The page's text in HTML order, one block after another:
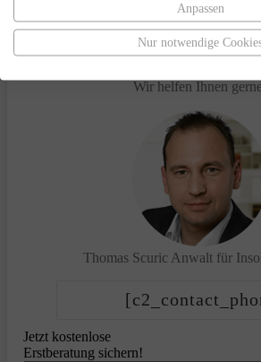
Haben Sie
Wir helfen Ihnen
Thomas Scuric Anwalt für
Jetzt kostenlose
Erstberatung sichern!
Anpassen
Nur notwendige